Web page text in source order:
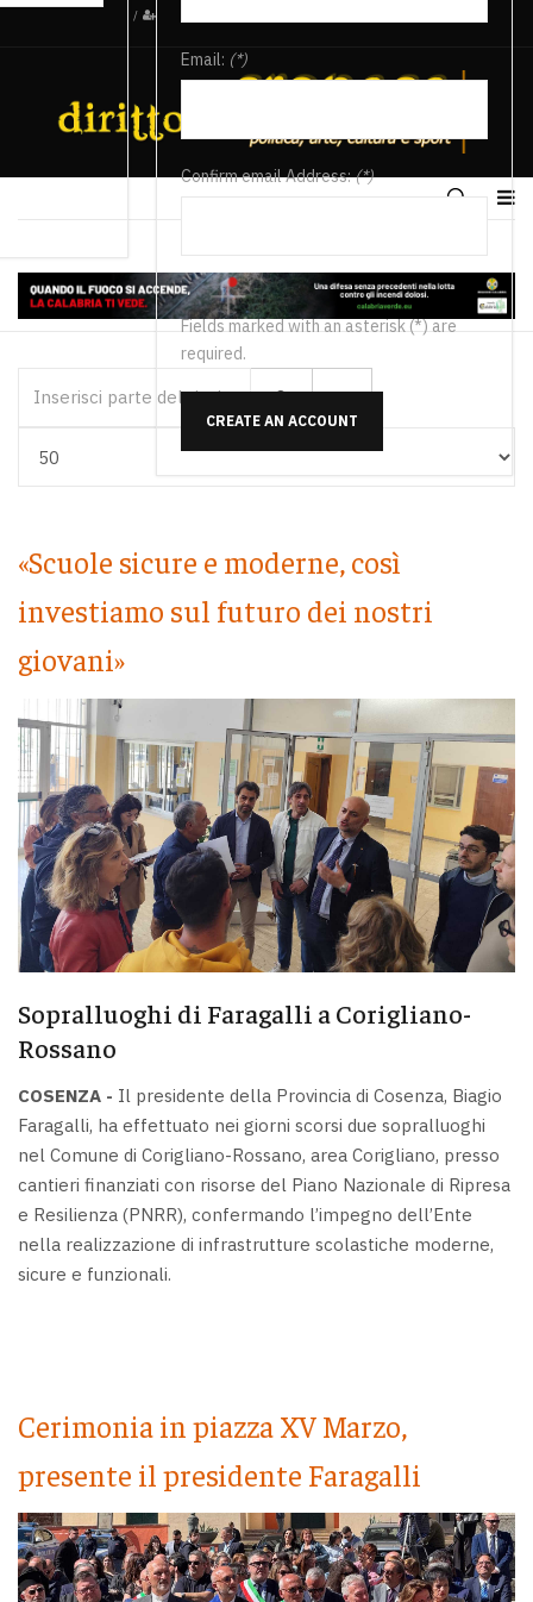
/
Email: (*)
Confirm email Address:(*)
Fields marked with an asterisk (*) are
required.
CREATE AN ACCOUNT
«Scuole sicure e moderne, così
investiamo sul futuro dei nostri
giovani»
Sopralluoghi di Faragalli a Corigliano-
Rossano
COSENZA - Il presidente della Provincia di Cosenza, Biagio
Faragalli, ha effettuato nei giorni scorsi due sopralluoghi
nel Comune di Corigliano-Rossano, area Corigliano, presso
cantieri finanziati con risorse del Piano Nazionale di Ripresa
e Resilienza (PNRR), confermando l’impegno dell’Ente
nella realizzazione di infrastrutture scolastiche moderne,
sicure e funzionali.
Cerimonia in piazza XV Marzo,
presente il presidente Faragalli